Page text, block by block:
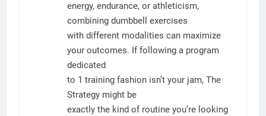
energy, endurance, or athleticism,
combining dumbbell exercises
with different modalities can maximize
your outcomes. If following a program
dedicated
to 1 training fashion isn’t your jam, The
Strategy might be
exactly the kind of routine you’re looking